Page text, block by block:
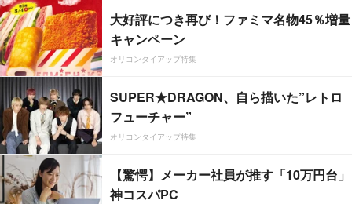
大好評につき再び！ファミマ名物45％増量
キャンペーン
オリコンタイアップ特集
SUPER★DRAGON、自ら描いた”レトロ
フューチャー”
オリコンタイアップ特集
【驚愕】メーカー社員が推す「10万円台」
神コスパPC